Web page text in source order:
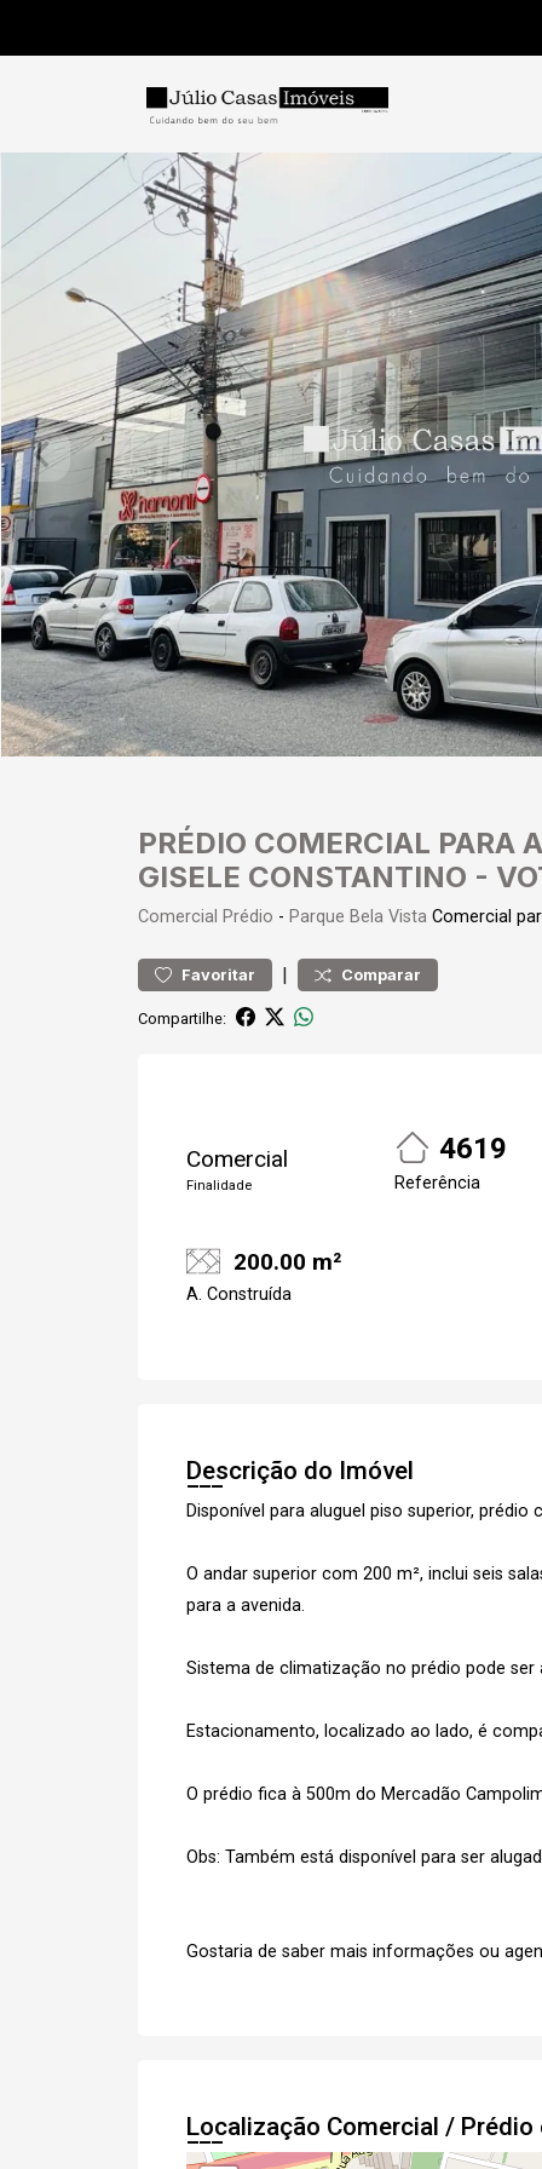
PRÉDIO COMERCIAL PARA
GISELE CONSTANTINO -
Comercial Prédio - Parque Bela Vista Comercial
Favoritar | Comparar
Compartilhe:
Comercial
Finalidade
4619
Referência
200.00 m²
A. Construída
Descrição do Imóvel
Disponível para aluguel piso superior,
O andar superior com 200 m², inclui seis
para a avenida.
Sistema de climatização no prédio pode
Estacionamento, localizado ao lado, é
O prédio fica à 500m do Mercadão
Obs: Também está disponível para ser
Gostaria de saber mais informações ou
Localização Comercial /